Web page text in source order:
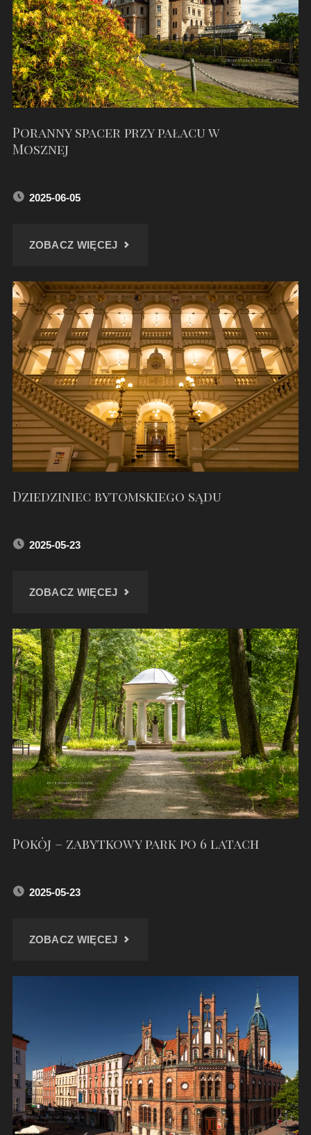
Poranny spacer przy pałacu w
Mosznej
2025-06-05
ZOBACZ WIĘCEJ"PORANNY
PRZY
PAŁACU
W
MOSZNEJ"
Dziedziniec bytomskiego sądu
2025-05-23
ZOBACZ WIĘCEJ"DZIEDZINIEC
SĄDU"
Pokój – zabytkowy park po 6 latach
2025-05-23
ZOBACZ WIĘCEJ"POKÓJ
PARK
PO
6